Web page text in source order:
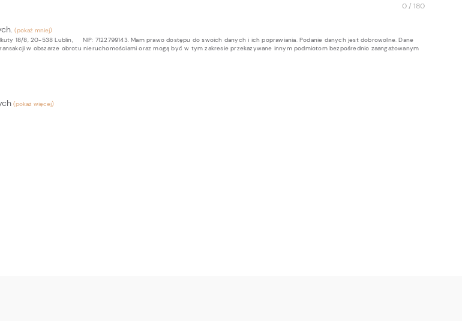
0 / 180
18/8, 20-538 Lublin, NIP: 7122799143. Mam prawo dostępu do swoich danych i ich poprawiania. Podanie danych jest dobrowolne. Dane
w obszarze obrotu nieruchomościami oraz mogą być w tym zakresie przekazywane innym podmiotom bezpośrednio zaangażowanym